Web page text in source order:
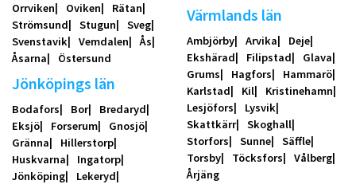
Orrviken
Oviken
Rätan
Strömsund
Stugun
Sveg
Svenstavik
Vemdalen
Ås
Åsarna
Östersund
Jönköpings län
Bodafors Bor
Bredaryd
Eksjö
Forserum
Gnosjö
Gränna
Hillerstorp
Huskvarna
Ingatorp
Jönköping
Lekeryd
Värmlands län
Ambjörby Arvika
Deje
Ekshärad
Filipstad
Glava
Grums
Hagfors
Hammarö
Karlstad
Kil
Kristinehamn
Lesjöfors
Lysvik
Skattkärr
Skoghall
Storfors
Sunne
Säffle
Torsby
Töcksfors
Vålberg
Årjäng